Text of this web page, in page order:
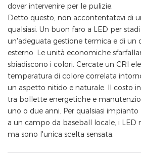
dover intervenire per le pulizie.
Detto questo, non accontentatevi di
qualsiasi. Un buon faro a LED per
un'adeguata gestione termica e di un
esterno. Le unità economiche
sbiadiscono i colori. Cercate un CRI
temperatura di colore correlata
un aspetto nitido e naturale. Il costo
tra bollette energetiche e
uno o due anni. Per qualsiasi
a un campo da baseball locale, i LED
ma sono l'unica scelta sensata.